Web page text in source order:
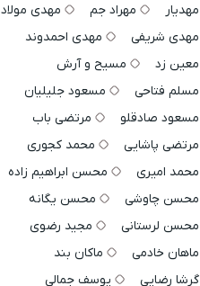
مهدیار
مهراد جم
مهدی مولاد
مهدی شریفی
مهدی احمدوند
معین زد
مسیح و آرش
مسلم فتاحی
مسعود جلیلیان
مسعود صادقلو
مرتضی باب
مرتضی پاشایی
محمد کجوری
محمد امیری
محسن ابراهیم زاده
محسن چاوشی
محسن یگانه
محسن لرستانی
مجید رضوی
ماهان خادمی
ماکان بند
گرشا رضایی
یوسف جمالی